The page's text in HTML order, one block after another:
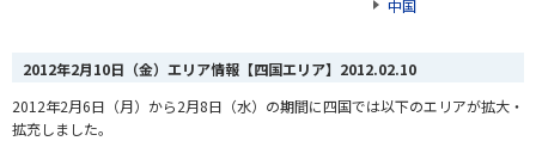
中国
2012年2月10日（金）エリア情報【四国エリア】 2012.02.10
2012年2月6日（月）から2月8日（水）の期間に四国では以下のエリアが拡大・
拡充しました。